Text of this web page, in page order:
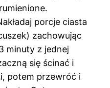
porcje ciasta
zachowując
minuty z jednej
się ścinać i
potem przewróć i